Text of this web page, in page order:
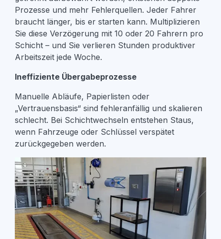
Prozesse und mehr Fehlerquellen. Jeder Fahrer
braucht länger, bis er starten kann. Multiplizieren
Sie diese Verzögerung mit 10 oder 20 Fahrern pro
Schicht – und Sie verlieren Stunden produktiver
Arbeitszeit jede Woche.
Ineffiziente Übergabeprozesse
Manuelle Abläufe, Papierlisten oder
„Vertrauensbasis“ sind fehleranfällig und skalieren
schlecht. Bei Schichtwechseln entstehen Staus,
wenn Fahrzeuge oder Schlüssel verspätet
zurückgegeben werden.